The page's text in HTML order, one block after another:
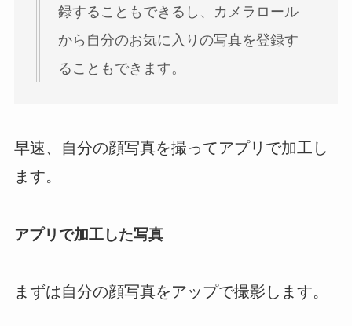
録することもできるし、カメラロール
から自分のお気に入りの写真を登録す
ることもできます。
早速、自分の顔写真を撮ってアプリで加工し
ます。
アプリで加工した写真
まずは自分の顔写真をアップで撮影します。